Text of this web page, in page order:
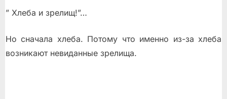
” Хлеба и зрелищ!”…
Но сначала хлеба. Потому что именно из-за хлеба
возникают невиданные зрелища.